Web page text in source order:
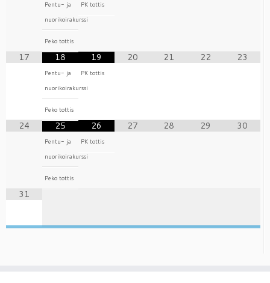
Pentu- ja
nuorikoirakurssi
Peko tottis
PK tottis
17 18
Pentu- ja
nuorikoirakurssi
Peko tottis
19
PK tottis
20 21 22 23
24 25
Pentu- ja
nuorikoirakurssi
Peko tottis
26
PK tottis
27 28 29 30
31